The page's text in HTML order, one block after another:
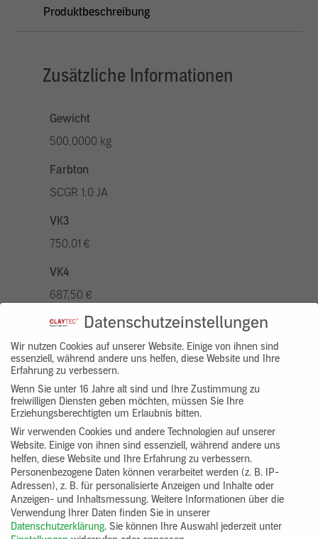
Produktbeschreibung
Zusätzliche Informationen
Gewicht
500,0000 kg
Farbton
SCGR 1.0 JA
VK3
750,01 €
VK4
687,50 €
VK5
875,01 €
VK7
625,00 €
Gruppenprodukt
yosima_designputz_bigb
Datenschutzeinstellungen
Wir nutzen Cookies auf unserer Website. Einige von ihnen sind
essenziell, während andere uns helfen, diese Website und Ihre
Erfahrung zu verbessern.
Wenn Sie unter 16 Jahre alt sind und Ihre Zustimmung zu
freiwilligen Diensten geben möchten, müssen Sie Ihre
Erziehungsberechtigten um Erlaubnis bitten.
Wir verwenden Cookies und andere Technologien auf unserer
Website. Einige von ihnen sind essenziell, während andere uns
helfen, diese Website und Ihre Erfahrung zu verbessern.
Personenbezogene Daten können verarbeitet werden (z. B. IP-
Adressen), z. B. für personalisierte Anzeigen und Inhalte oder
Anzeigen- und Inhaltsmessung. Weitere Informationen über die
Verwendung Ihrer Daten finden Sie in unserer
Datenschutzerklärung. Sie können Ihre Auswahl jederzeit unter